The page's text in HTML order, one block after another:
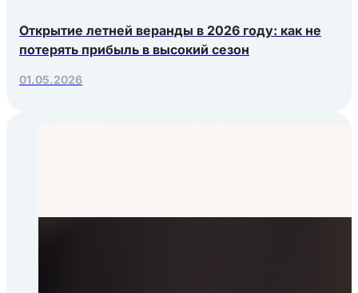
Открытие летней веранды в 2026 году: как не
потерять прибыль в высокий сезон
01.05.2026